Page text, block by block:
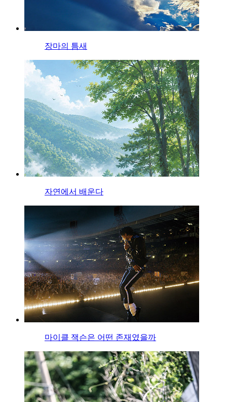
장마의 틈새
자연에서 배운다
마이클 잭슨은 어떤 존재였을까